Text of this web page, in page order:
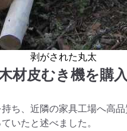
剥がされた丸太
材皮むき機を購
ち、近隣の家具工場へ高
いたと述べました。